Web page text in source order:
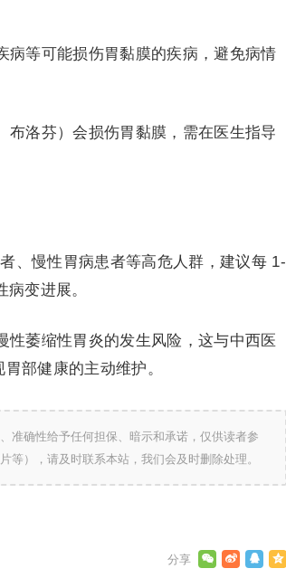
病等可能损伤胃黏膜的疾病，避免病情
布洛芬）会损伤胃黏膜，需在医生指导
、慢性胃病患者等高危人群，建议每 1-
变进展。
性萎缩性胃炎的发生风险，这与中西医
部健康的主动维护。
准确性给予任何担保、暗示和承诺，仅供读者参
），请及时联系本站，我们会及时删除处理。